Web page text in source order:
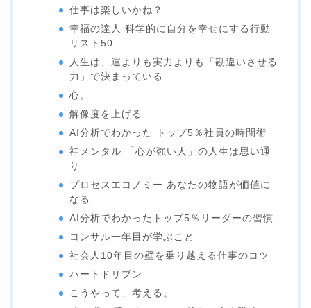
仕事は楽しいかね？
幸福の達人 科学的に自分を幸せにする行動
リスト50
人生は、運よりも実力よりも「勘違いさせる
力」で決まっている
心。
解像度を上げる
AI分析でわかった トップ5％社員の時間術
神メンタル 「心が強い人」の人生は思い通
り
プロセスエコノミー あなたの物語が価値に
なる
AI分析でわかったトップ5％リーダーの習慣
コンサル一年目が学ぶこと
社会人10年目の壁を乗り越える仕事のコツ
ハートドリブン
こうやって、考える。